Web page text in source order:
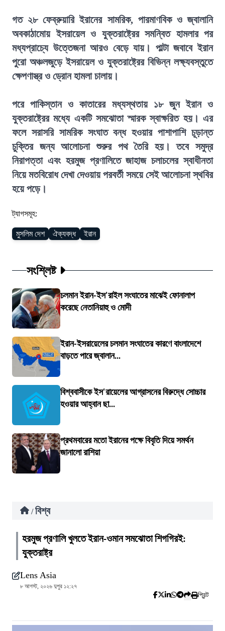
গত ২৮ ফেব্রুয়ারি ইরানের সামরিক, পারমাণবিক ও জ্বালানি
অবকাঠামোয় ইসরায়েল ও যুক্তরাষ্ট্রের সমন্বিত হামলার পর
মধ্যপ্রাচ্যে উত্তেজনা আরও বেড়ে যায়। পাল্টা জবাবে ইরান
পুরো অঞ্চলজুড়ে ইসরায়েল ও যুক্তরাষ্ট্রের বিভিন্ন লক্ষ্যবস্তুতে
ক্ষেপণাস্ত্র ও ড্রোন হামলা চালায়।
পরে পাকিস্তান ও কাতারের মধ্যস্থতায় ১৮ জুন ইরান ও
যুক্তরাষ্ট্রের মধ্যে একটি সমঝোতা স্মারক স্বাক্ষরিত হয়। এর
ফলে সরাসরি সামরিক সংঘাত বন্ধ হওয়ার পাশাপাশি চূড়ান্ত
চুক্তির জন্য আলোচনা শুরুর পথ তৈরি হয়। তবে সমুদ্র
নিরাপত্তা এবং হরমুজ প্রণালিতে জাহাজ চলাচলের স্বাধীনতা
নিয়ে মতবিরোধ দেখা দেওয়ায় পরবর্তী সময়ে সেই আলোচনা স্থবির
হয়ে পড়ে।
ট্যাগসমূহ:
মুসলিম দেশ ঐক্যবদ্ধ ইরান
সংশ্লিষ্ট
চলমান ইরান-ইস'রাইল সংঘাতের মাঝেই ফোনালাপ
করেছে নেতানিয়াহু ও মোদী
ইরান-ইসরায়েলের চলমান সংঘাতের কারণে বাংলাদেশে
বাড়তে পারে জ্বালান...
বিশ্ববাসীকে ইস'রায়েলের আগ্রাসনের বিরুদ্ধে সোচ্চার
হওয়ার আহ্বান ছা...
প্রথমবারের মতো ইরানের পক্ষে বিবৃতি দিয়ে সমর্থন
জানালো রাশিয়া
/ বিশ্ব
হরমুজ প্রণালি খুলতে ইরান-ওমান সমঝোতা শিগগিরই:
যুক্তরাষ্ট্র
Lens Asia
৮ আগস্ট, ২০২৬ দুপুর ১২:২৭
প্রিন্ট